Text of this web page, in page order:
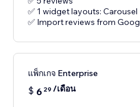
✅ 1 widget layouts: Carousel
✅ Import reviews from
แพ็กเกจ Enterprise
$ 6 29 /เดือน